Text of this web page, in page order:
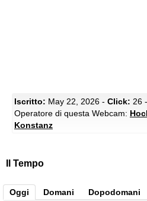
Iscritto: May 22, 2026 - Click: 26 -
Operatore di questa Webcam:
Konstanz
Il Tempo
Oggi Domani Dopodomani